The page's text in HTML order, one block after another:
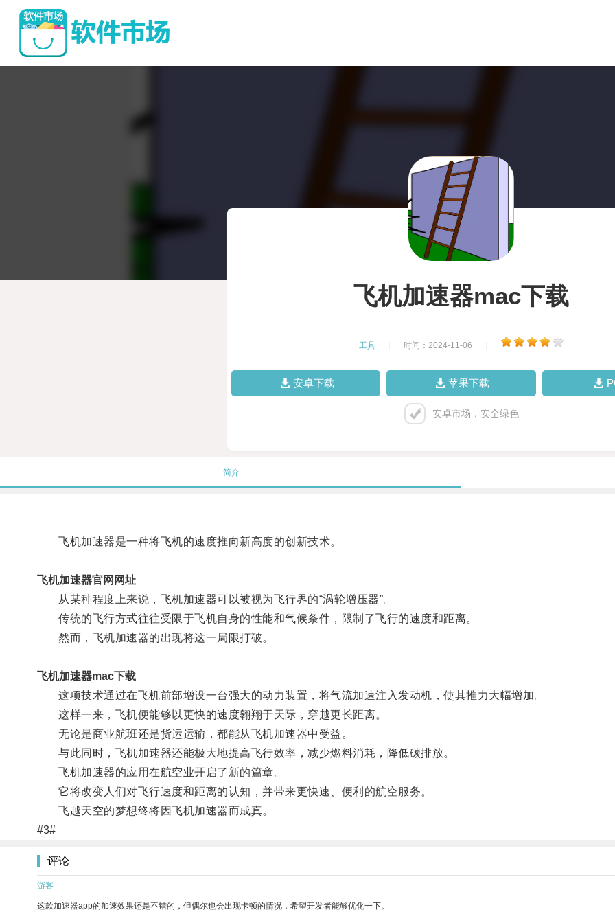
飞机加速器mac下载
工具 时间：2024-11-06
安卓下载 苹果下载
安卓市场，安全绿色
简介
飞机加速器是一种将飞机的速度推向新高度的创新技术。
飞机加速器官网网址
从某种程度上来说，飞机加速器可以被视为飞行界的“涡轮增压器”。
传统的飞行方式往往受限于飞机自身的性能和气候条件，限制了飞行的速度和距离。
然而，飞机加速器的出现将这一局限打破。
飞机加速器mac下载
这项技术通过在飞机前部增设一台强大的动力装置，将气流加速注入发动机，使其推力大幅增加。
这样一来，飞机便能够以更快的速度翱翔于天际，穿越更长距离。
无论是商业航班还是货运运输，都能从飞机加速器中受益。
与此同时，飞机加速器还能极大地提高飞行效率，减少燃料消耗，降低碳排放。
飞机加速器的应用在航空业开启了新的篇章。
它将改变人们对飞行速度和距离的认知，并带来更快速、便利的航空服务。
飞越天空的梦想终将因飞机加速器而成真。
#3#
评论
游客
这款加速器app的加速效果还是不错的，但偶尔也会出现卡顿的情况，希望开发者能够优化一下。